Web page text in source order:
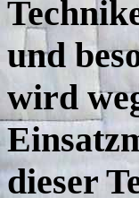
und
wird
dieser